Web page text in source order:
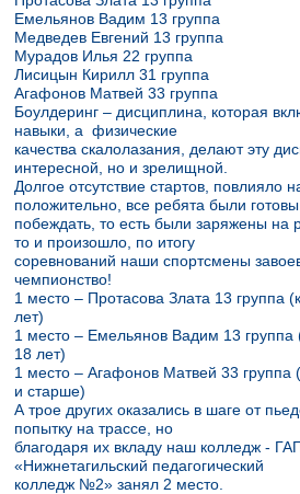
Емельянов Вадим 13 группа
Медведев Евгений 13 группа
Мурадов Илья 22 группа
Лисицын Кирилл 31 группа
Агафонов Матвей 33 группа
Боулдеринг – дисциплина, которая
навыки, а физические
качества скалолазания, делают эту
интересной, но и зрелищной.
Долгое отсутствие стартов, повлияло
положительно, все ребята были готовы
побеждать, то есть были заряжены на
то и произошло, по итогу
соревнований наши спортсмены
чемпионство!
1 место – Протасова Злата 13 группа
лет)
1 место – Емельянов Вадим 13 группа
18 лет)
1 место – Агафонов Матвей 33 группа
и старше)
А трое других оказались в шаге от
попытку на трассе, но
благодаря их вкладу наш колледж -
«Нижнетагильский педагогический
колледж №2» занял 2 место.